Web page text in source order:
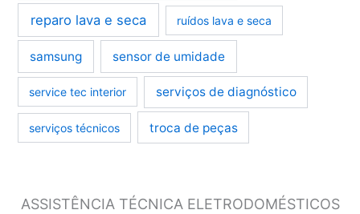
reparo lava e seca ruídos lava e seca
samsung sensor de umidade
service tec interior serviços de diagnóstico
serviços técnicos troca de peças
ASSISTÊNCIA TÉCNICA ELETRODOMÉSTICOS